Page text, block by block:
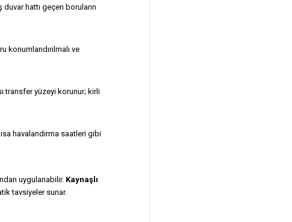
hattı geçen boruların
konumlandırılmalı ve
transfer yüzeyi korunur; kirli
havalandırma saatleri gibi
uygulanabilir. Kaynaşlı
tavsiyeler sunar.